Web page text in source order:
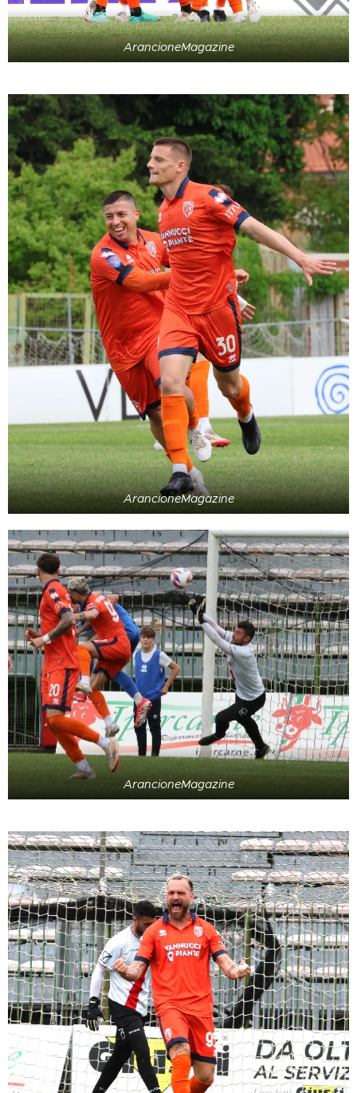
ArancioneMagazine
ArancioneMagazine
ArancioneMagazine